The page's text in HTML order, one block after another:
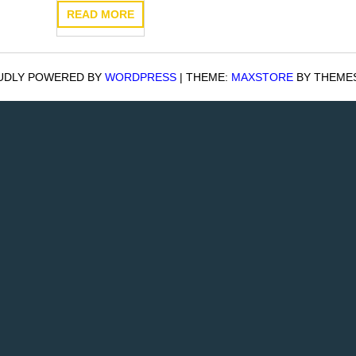
READ MORE
POWERED BY WORDPRESS | THEME: MAXSTORE BY